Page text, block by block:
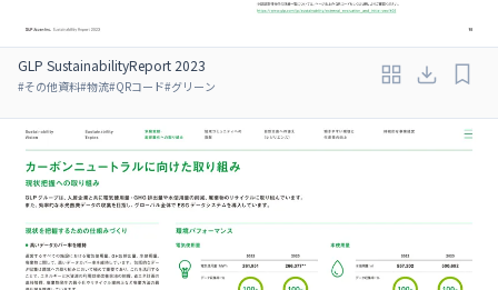
GLP SustainabilityReport 2023
#その他資料#物流#QRコード#グリーン